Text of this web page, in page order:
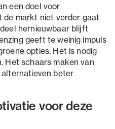
een doel voor
de markt niet verder gaat
hernieuwbaar blijft
geeft te weinig impuls
opties. Het is nodig
Het schaars maken van
beter
voor deze